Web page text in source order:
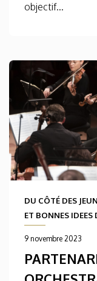
objectif...
DU CÔTÉ DES
ET BONNES IDEES
9 novembre 2023